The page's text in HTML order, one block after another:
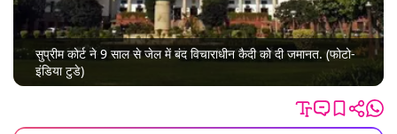
सुप्रीम कोर्ट ने 9 साल से जेल में बंद विचाराधीन कैदी को दी जमानत. (फोटो-
इंडिया टुडे)